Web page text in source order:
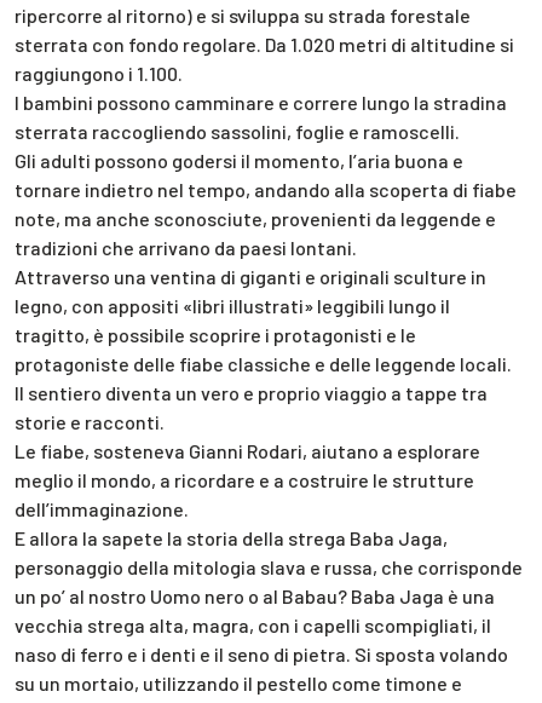
ripercorre al ritorno) e si sviluppa su strada forestale
sterrata con fondo regolare. Da 1.020 metri di altitudine si
raggiungono i 1.100.
I bambini possono camminare e correre lungo la stradina
sterrata raccogliendo sassolini, foglie e ramoscelli.
Gli adulti possono godersi il momento, l’aria buona e
tornare indietro nel tempo, andando alla scoperta di fiabe
note, ma anche sconosciute, provenienti da leggende e
tradizioni che arrivano da paesi lontani.
Attraverso una ventina di giganti e originali sculture in
legno, con appositi «libri illustrati» leggibili lungo il
tragitto, è possibile scoprire i protagonisti e le
protagoniste delle fiabe classiche e delle leggende locali.
Il sentiero diventa un vero e proprio viaggio a tappe tra
storie e racconti.
Le fiabe, sosteneva Gianni Rodari, aiutano a esplorare
meglio il mondo, a ricordare e a costruire le strutture
dell’immaginazione.
E allora la sapete la storia della strega Baba Jaga,
personaggio della mitologia slava e russa, che corrisponde
un po’ al nostro Uomo nero o al Babau? Baba Jaga è una
vecchia strega alta, magra, con i capelli scompigliati, il
naso di ferro e i denti e il seno di pietra. Si sposta volando
su un mortaio, utilizzando il pestello come timone e